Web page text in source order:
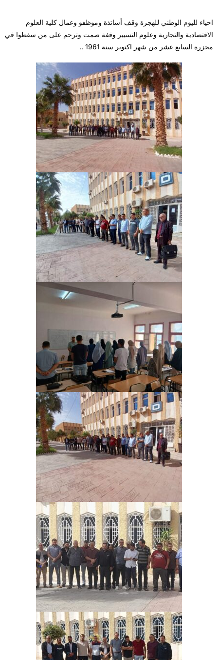
احياء لليوم الوطني للهجرة وقف أساتذة وموظفو وعمال كلية العلوم
الاقتصادية والتجارية وعلوم التسيير وقفة صمت وترحم على من سقطوا في
مجزرة السابع عشر من شهر اكتوبر سنة 1961 ..